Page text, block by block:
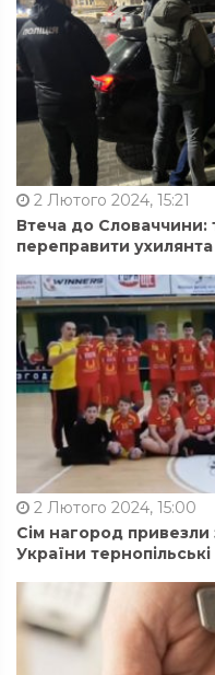
2 Лютого 2024, 15:21
Втеча до Словаччини:
переправити
2 Лютого 2024, 15:00
Сім нагород привезли
України